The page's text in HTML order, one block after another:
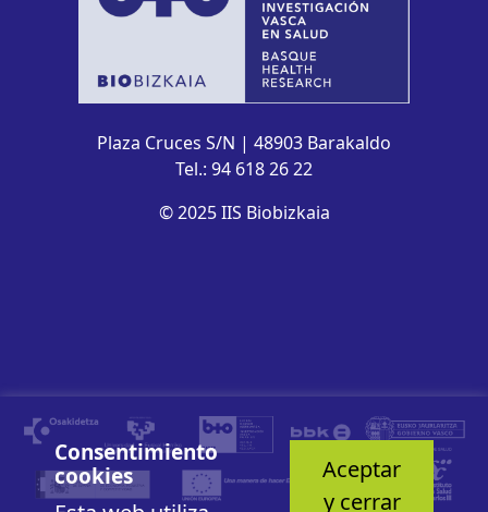
Plaza Cruces S/N | 48903 Barakaldo
Tel.: 94 618 26 22
© 2025 IIS Biobizkaia
Consentimiento
cookies
Aceptar
y cerrar